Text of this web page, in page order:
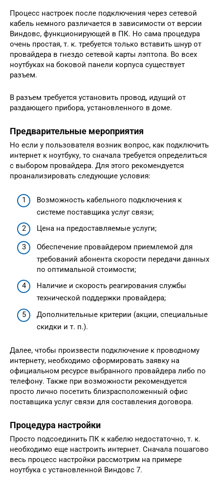
Процесс настроек после подключения через сетевой
кабель немного различается в зависимости от версии
Виндовс, функционирующей в ПК. Но сама процедура
очень простая, т. к. требуется только вставить шнур от
провайдера в гнездо сетевой карты лэптопа. Во всех
ноутбуках на боковой панели корпуса существует
разъем.
В разъем требуется установить провод, идущий от
раздающего прибора, установленного в доме.
Предварительные мероприятия
Но если у пользователя возник вопрос, как подключить
интернет к ноутбуку, то сначала требуется определиться
с выбором провайдера. Для этого рекомендуется
проанализировать следующие условия:
Возможность кабельного подключения к
системе поставщика услуг связи;
Цена на предоставляемые услуги;
Обеспечение провайдером приемлемой для
требований абонента скорости передачи данных
по оптимальной стоимости;
Наличие и скорость реагирования службы
технической поддержки провайдера;
Дополнительные критерии (акции, специальные
скидки и т. п.).
Далее, чтобы произвести подключение к проводному
интернету, необходимо сформировать заявку на
официальном ресурсе выбранного провайдера либо по
телефону. Также при возможности рекомендуется
просто лично посетить близрасположенный офис
поставщика услуг связи для составления договора.
Процедура настройки
Просто подсоединить ПК к кабелю недостаточно, т. к.
необходимо еще настроить интернет. Сначала пошагово
весь процесс настройки рассмотрим на примере
ноутбука с установленной Виндовс 7.